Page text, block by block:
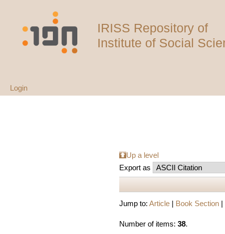
IRISS Repository of
Institute of Social
Login
Up a level
Export as
Jump to: Article | Book Section |
Number of items: 38.